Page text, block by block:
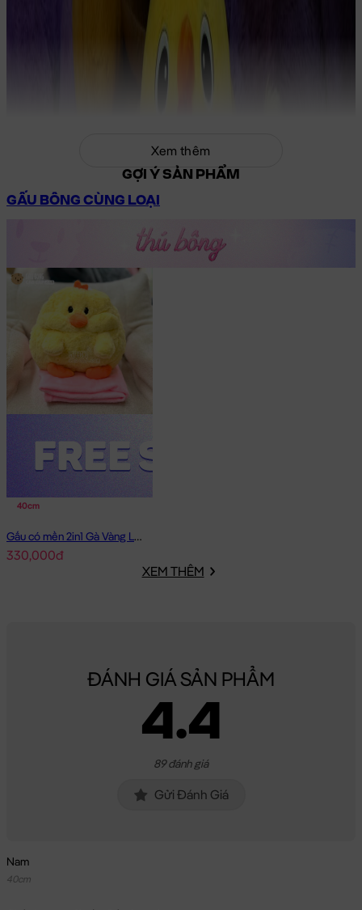
Xem thêm
GỢI Ý SẢN PHẨM
GẤU BÔNG CÙNG LOẠI
40cm
Gấu có mền 2in1 Gà Vàng Lông Smooth
330,000đ
XEM THÊM
ĐÁNH GIÁ SẢN PHẨM
4.4
89 đánh giá
Gửi Đánh Giá
Nam
40cm